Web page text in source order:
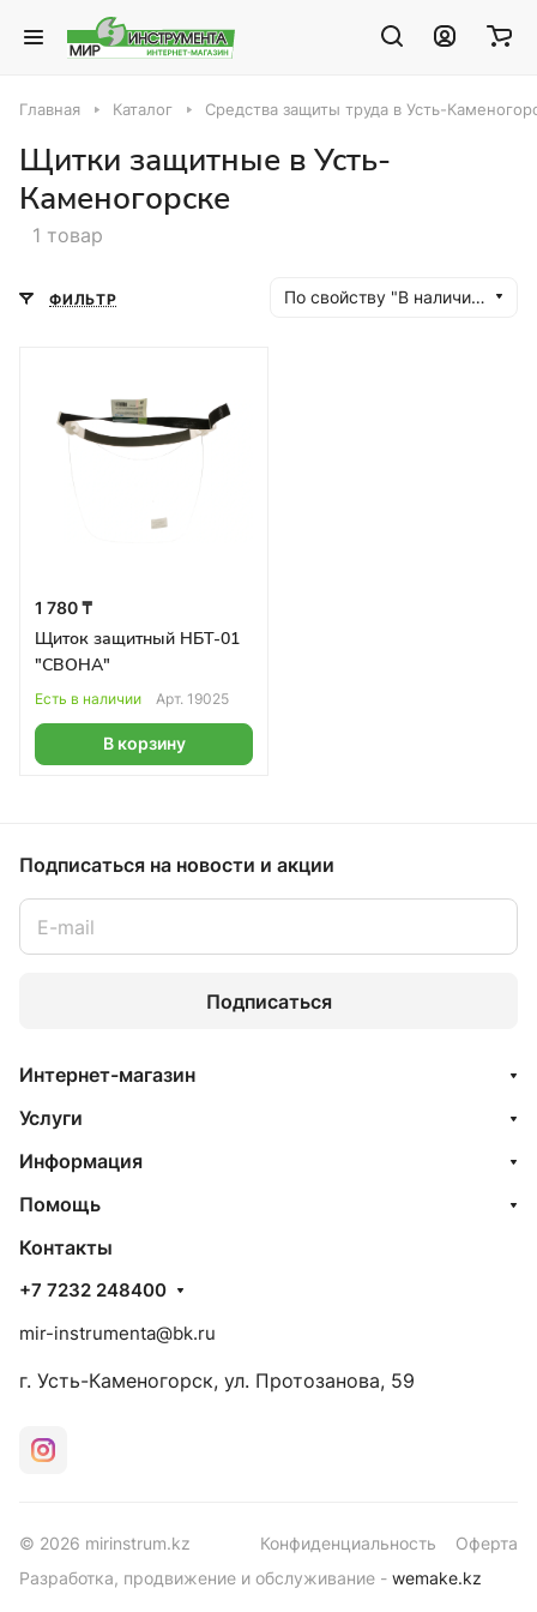
Главная Каталог Средства защиты труда в Усть-
Щитки защитные в Усть-
Каменогорске
1 товар
ФИЛЬТР По свойству "В наличии" (убывание)
1 780 ₸
Щиток защитный НБТ-01
"СВОНА"
Есть в наличии Арт. 19025
В корзину
Подписаться на новости и акции
Подписаться
Интернет-магазин
Услуги
Информация
Помощь
Контакты
+7 7232 248400
mir-instrumenta@bk.ru
г. Усть-Каменогорск, ул. Протозанова, 59
© 2026 mirinstrum.kz Конфиденциальность
Оферта
Разработка, продвижение и обслуживание - wemake.kz